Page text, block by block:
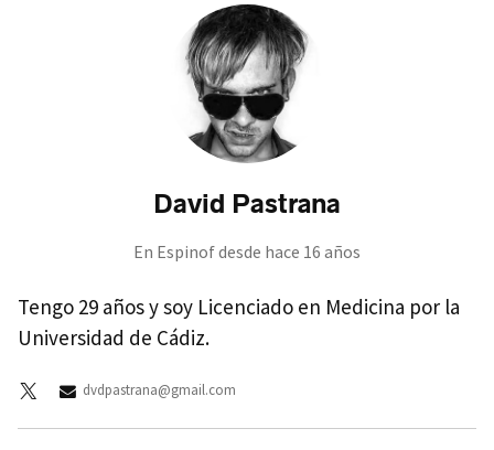
David Pastrana
En Espinof desde hace 16 años
Tengo 29 años y soy Licenciado en Medicina por la
Universidad de Cádiz.
dvdpastrana@gmail.com